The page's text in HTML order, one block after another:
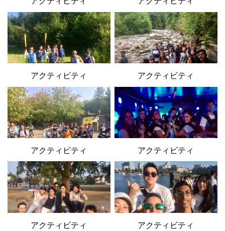
アクティビティ アクティビティ
アクティビティ アクティビティ
アクティビティ アクティビティ